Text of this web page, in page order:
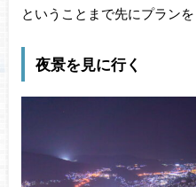
ということまで先にプラン
夜景を見に行く